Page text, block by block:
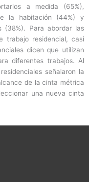
a medida (65%),
la habitación (44%) y
(38%). Para abordar las
trabajo residencial, casi
dicen que utilizan
diferentes trabajos. Al
señalaron la
de la cinta métrica
una nueva cinta